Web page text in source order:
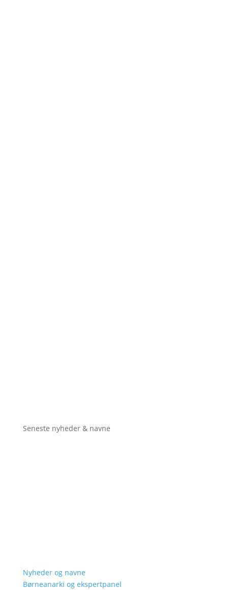
Seneste nyheder & navne
Nyheder og navne
Børneanarki og ekspertpanel